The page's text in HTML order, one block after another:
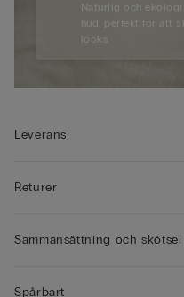
Naturlig och
hud, perfekt för att
looks.
Leverans
Returer
Sammansättning och skötsel
Spårbart